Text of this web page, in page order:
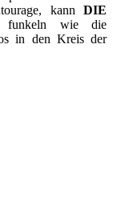
kann DIE
wie die
in den Kreis der